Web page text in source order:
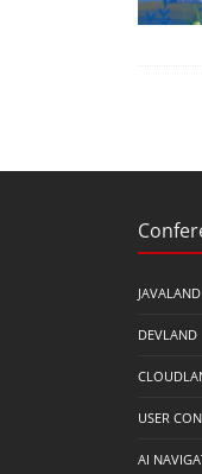
JAVALAND
DEVLAND
USER
AI